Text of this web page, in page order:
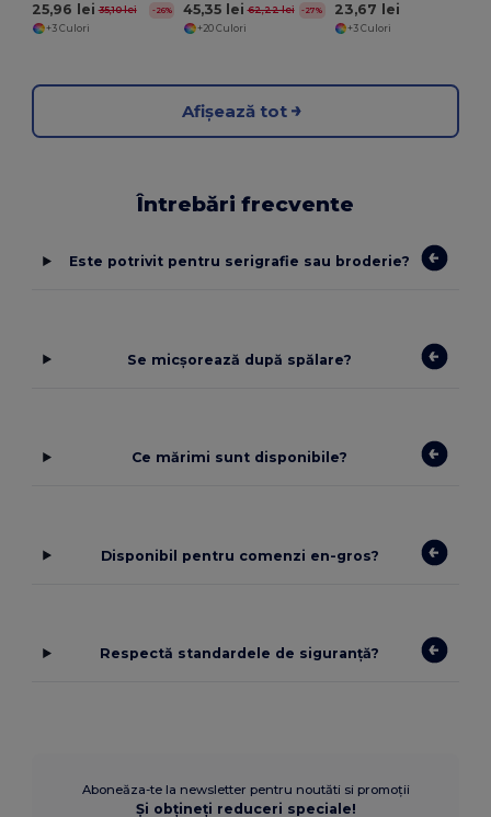
25,96 lei 35,10 lei -26%
+3 Culori
45,35 lei 62,22 lei -27%
+20 Culori
23,67 lei
+3 Culori
Afișează tot
Întrebări frecvente
Este potrivit pentru serigrafie sau broderie?
Se micșorează după spălare?
Ce mărimi sunt disponibile?
Disponibil pentru comenzi en-gros?
Respectă standardele de siguranță?
Aboneăza-te la newsletter pentru noutăti si promoții
Și obțineți reduceri speciale!